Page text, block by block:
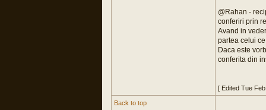
@Rahan -
conferiri prin
Avand in
partea celui
Daca este
conferita din
[ Edited Tue
Back to top